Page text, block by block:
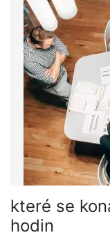
které se
hodin